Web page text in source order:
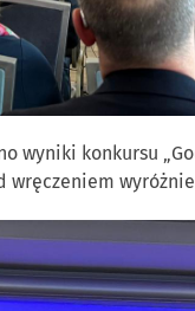
wyniki konkursu